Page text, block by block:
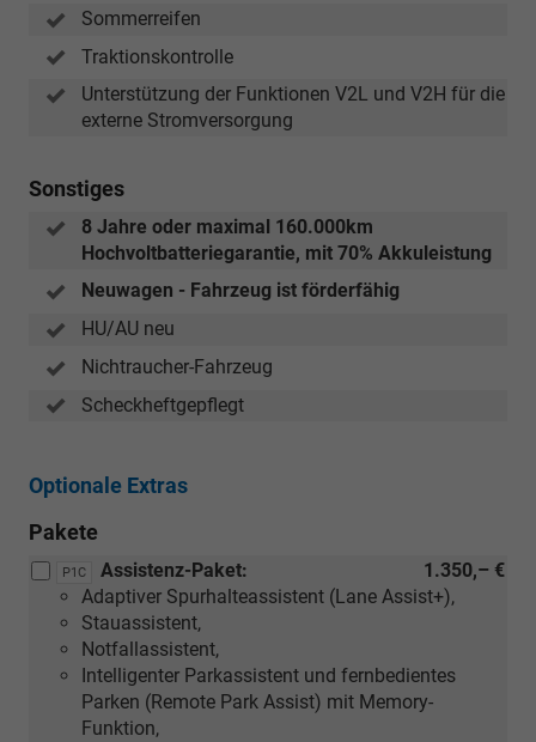
Sommerreifen
Traktionskontrolle
Unterstützung der Funktionen V2L und V2H für die
externe Stromversorgung
Sonstiges
8 Jahre oder maximal 160.000km
Hochvoltbatteriegarantie, mit 70% Akkuleistung
Neuwagen - Fahrzeug ist förderfähig
HU/AU neu
Nichtraucher-Fahrzeug
Scheckheftgepflegt
Optionale Extras
Pakete
P1C 1.350,– €
Assistenz-Paket:
Adaptiver Spurhalteassistent (Lane Assist+),
Stauassistent,
Notfallassistent,
Intelligenter Parkassistent und fernbedientes
Parken (Remote Park Assist) mit Memory-
Funktion,